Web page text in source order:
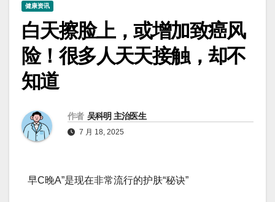
健康资讯
白天擦脸上，或增加致癌风
险！很多人天天接触，却不
知道
作者 吴科明 主治医生
7 月 18, 2025
早C晚A”是现在非常流行的护肤“秘诀”